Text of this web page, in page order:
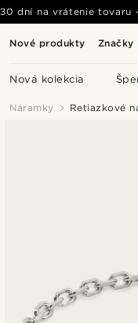
Nové produkty Značky
Nová kolekcia
30 dní na vrátenie tovaru
Náramky Retiazkové